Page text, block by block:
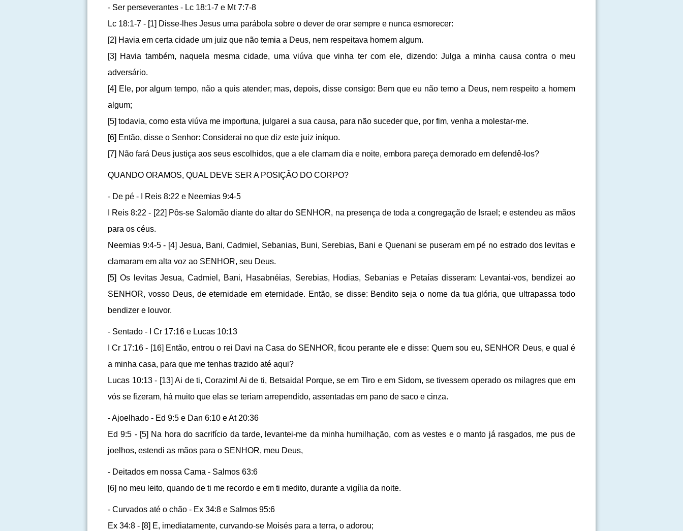
- Ser perseverantes - Lc 18:1-7 e Mt 7:7-8
Lc 18:1-7 - [1] Disse-lhes Jesus uma parábola sobre o dever de orar sempre e nunca esmorecer:
[2] Havia em certa cidade um juiz que não temia a Deus, nem respeitava homem algum.
[3] Havia também, naquela mesma cidade, uma viúva que vinha ter com ele, dizendo: Julga a minha causa contra o meu
adversário.
[4] Ele, por algum tempo, não a quis atender; mas, depois, disse consigo: Bem que eu não temo a Deus, nem respeito a homem
algum;
[5] todavia, como esta viúva me importuna, julgarei a sua causa, para não suceder que, por fim, venha a molestar-me.
[6] Então, disse o Senhor: Considerai no que diz este juiz iníquo.
[7] Não fará Deus justiça aos seus escolhidos, que a ele clamam dia e noite, embora pareça demorado em defendê-los?
QUANDO ORAMOS, QUAL DEVE SER A POSIÇÃO DO CORPO?
- De pé - I Reis 8:22 e Neemias 9:4-5
I Reis 8:22 - [22] Pôs-se Salomão diante do altar do SENHOR, na presença de toda a congregação de Israel; e estendeu as mãos
para os céus.
Neemias 9:4-5 - [4] Jesua, Bani, Cadmiel, Sebanias, Buni, Serebias, Bani e Quenani se puseram em pé no estrado dos levitas e
clamaram em alta voz ao SENHOR, seu Deus.
[5] Os levitas Jesua, Cadmiel, Bani, Hasabnéias, Serebias, Hodias, Sebanias e Petaías disseram: Levantai-vos, bendizei ao
SENHOR, vosso Deus, de eternidade em eternidade. Então, se disse: Bendito seja o nome da tua glória, que ultrapassa todo
bendizer e louvor.
- Sentado - I Cr 17:16 e Lucas 10:13
I Cr 17:16 - [16] Então, entrou o rei Davi na Casa do SENHOR, ficou perante ele e disse: Quem sou eu, SENHOR Deus, e qual é
a minha casa, para que me tenhas trazido até aqui?
Lucas 10:13 - [13] Ai de ti, Corazim! Ai de ti, Betsaida! Porque, se em Tiro e em Sidom, se tivessem operado os milagres que em
vós se fizeram, há muito que elas se teriam arrependido, assentadas em pano de saco e cinza.
- Ajoelhado - Ed 9:5 e Dan 6:10 e At 20:36
Ed 9:5 - [5] Na hora do sacrifício da tarde, levantei-me da minha humilhação, com as vestes e o manto já rasgados, me pus de
joelhos, estendi as mãos para o SENHOR, meu Deus,
- Deitados em nossa Cama - Salmos 63:6
[6] no meu leito, quando de ti me recordo e em ti medito, durante a vigília da noite.
- Curvados até o chão - Ex 34:8 e Salmos 95:6
Ex 34:8 - [8] E, imediatamente, curvando-se Moisés para a terra, o adorou;